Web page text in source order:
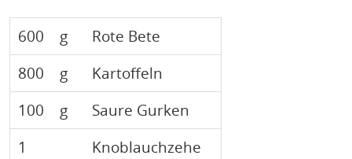
600 g
Rote Bete
800
g
Kartoffeln
100
g
Saure Gurken
1
Knoblauchzehe